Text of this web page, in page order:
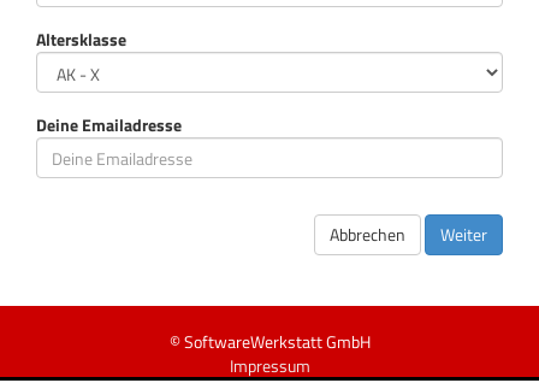
Altersklasse
Deine Emailadresse
Abbrechen Weiter
© SoftwareWerkstatt GmbH
Impressum